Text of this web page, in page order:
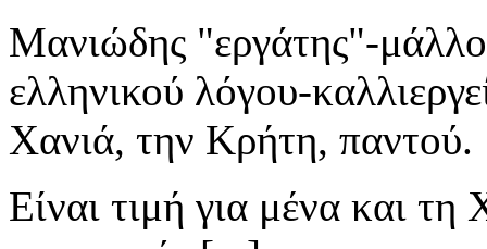
Μανιώδης "εργάτης"-
ελληνικού λόγου-
Χανιά, την Κρήτη, παντού.
Είναι τιμή για μένα και τη